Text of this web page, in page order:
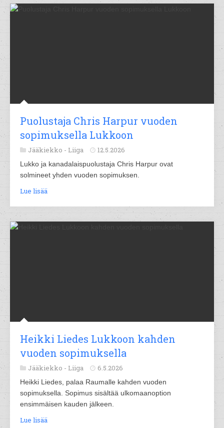
Puolustaja Chris Harpur vuoden
sopimuksella Lukkoon
Jääkiekko - Liiga 12.5.2026
Lukko ja kanadalaispuolustaja Chris Harpur ovat
solmineet yhden vuoden sopimuksen.
Lue lisää
Heikki Liedes Lukkoon kahden
vuoden sopimuksella
Jääkiekko - Liiga 6.5.2026
Heikki Liedes, palaa Raumalle kahden vuoden
sopimuksella. Sopimus sisältää ulkomaanoption
ensimmäisen kauden jälkeen.
Lue lisää